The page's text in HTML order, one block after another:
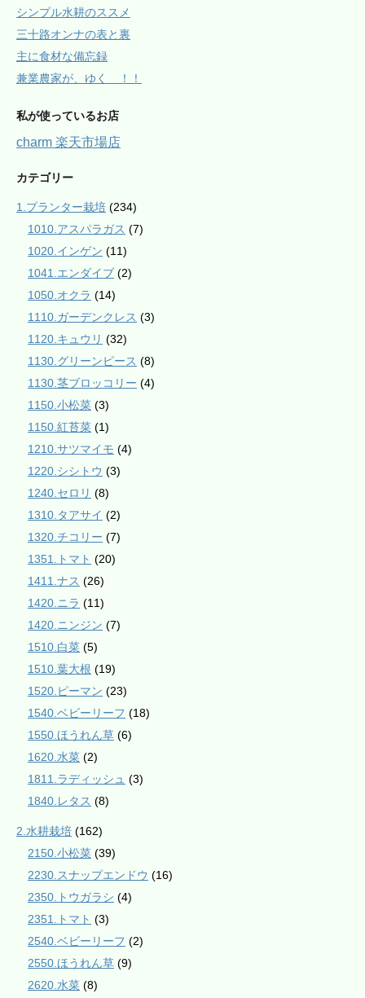
シンプル水耕のススメ
三十路オンナの表と裏
主に食材な備忘録
兼業農家が、ゆく ！！
私が使っているお店
charm 楽天市場店
カテゴリー
1.プランター栽培 (234)
1010.アスパラガス (7)
1020.インゲン (11)
1041.エンダイブ (2)
1050.オクラ (14)
1110.ガーデンクレス (3)
1120.キュウリ (32)
1130.グリーンピース (8)
1130.茎ブロッコリー (4)
1150.小松菜 (3)
1150.紅苔菜 (1)
1210.サツマイモ (4)
1220.シシトウ (3)
1240.セロリ (8)
1310.タアサイ (2)
1320.チコリー (7)
1351.トマト (20)
1411.ナス (26)
1420.ニラ (11)
1420.ニンジン (7)
1510.白菜 (5)
1510.葉大根 (19)
1520.ピーマン (23)
1540.ベビーリーフ (18)
1550.ほうれん草 (6)
1620.水菜 (2)
1811.ラディッシュ (3)
1840.レタス (8)
2.水耕栽培 (162)
2150.小松菜 (39)
2230.スナップエンドウ (16)
2350.トウガラシ (4)
2351.トマト (3)
2540.ベビーリーフ (2)
2550.ほうれん草 (9)
2620.水菜 (8)